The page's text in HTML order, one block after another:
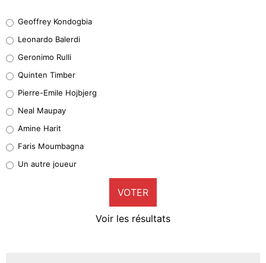
38%
32%
5%
1%
9%
Geoffrey Kondogbia
Leonardo Balerdi
Geronimo Rulli
Quinten Timber
Pierre-Emile Hojbjerg
Neal Maupay
Amine Harit
Faris Moumbagna
Un autre joueur
VOTER
Voir les résultats